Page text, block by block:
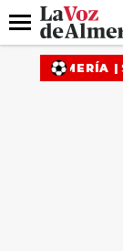
DESTACADO
Menú